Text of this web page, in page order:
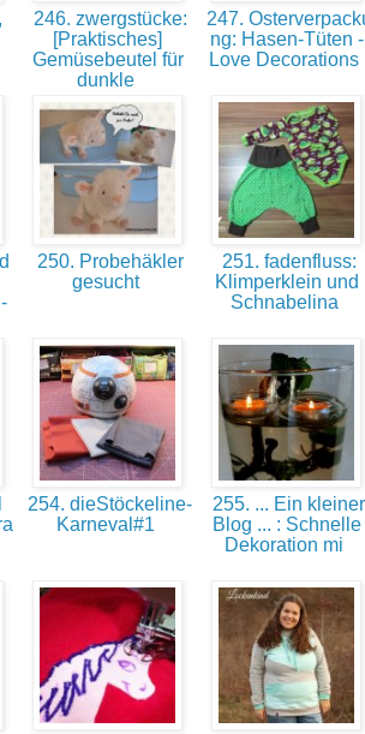
246. zwergstücke:
[Praktisches]
Gemüsebeutel für
dunkle
247.
ng: Hasen-Tüten -
Love Decorations
250. Probehäkler
gesucht
251. fadenfluss:
Klimperklein und
Schnabelina
254. dieStöckeline-
Karneval#1
255. ... Ein kleiner
Blog ... : Schnelle
Dekoration mi